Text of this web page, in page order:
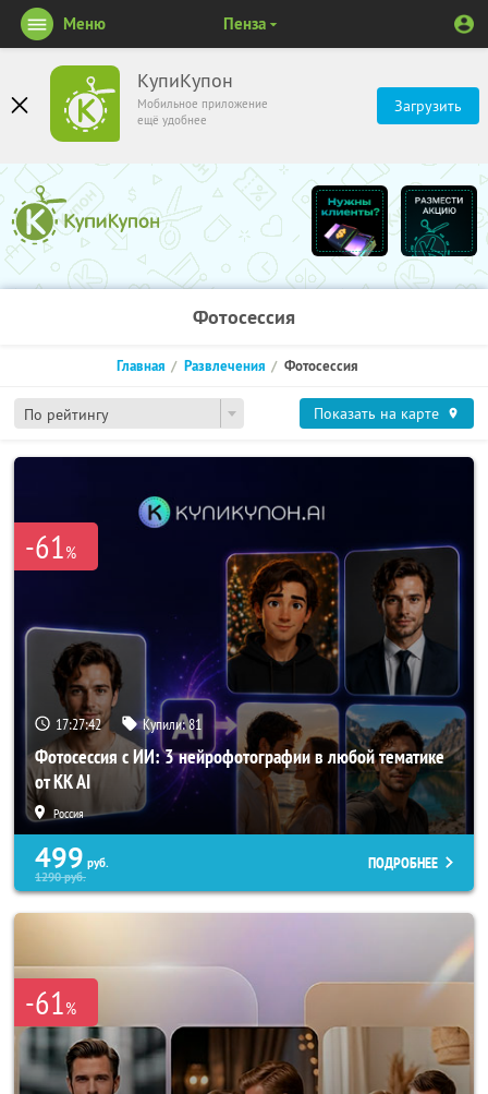
КупиКупон
Мобильное приложение
ещё удобнее
Загрузить
Меню Пенза
Фотосессия
По рейтингу
Главная Развлечения Фотосессия
Показать на карте
-61%
17:27:42 Купили:81
Фотосессия с ИИ: 3 нейрофотографии в любой тематике
от KK AI
Россия
499 руб.
1290руб.
ПОДРОБНЕЕ
-61%